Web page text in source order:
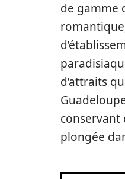
de gamme
d’attraits
conservant
plongée